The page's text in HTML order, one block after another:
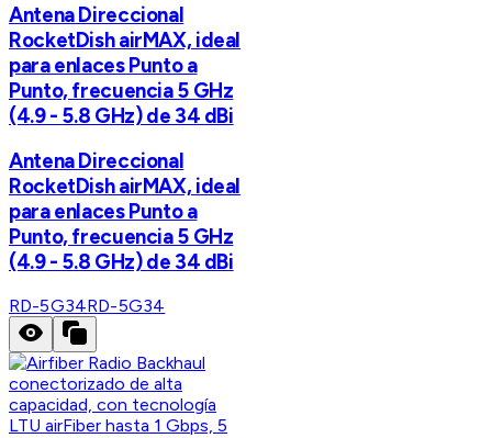
Antena Direccional
RocketDish airMAX, ideal
para enlaces Punto a
Punto, frecuencia 5 GHz
(4.9 - 5.8 GHz) de 34 dBi
Antena Direccional
RocketDish airMAX, ideal
para enlaces Punto a
Punto, frecuencia 5 GHz
(4.9 - 5.8 GHz) de 34 dBi
RD-5G34RD-5G34